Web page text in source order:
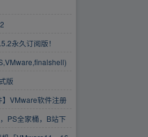
永久订阅版！
版
虚拟机
】VMware软件注册
）！！！永久有效
PS全家桶，B站下